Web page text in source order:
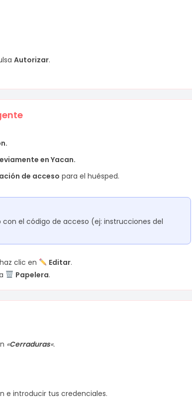
Autorizar.
en Yacan.
de acceso para el huésped.
el código de acceso (ej: instrucciones del
clic en
Editar.
Papelera.
«Cerraduras«.
e introducir tus credenciales.